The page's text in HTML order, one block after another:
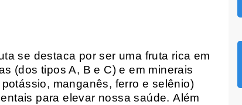
se destaca por ser uma fruta rica em
(dos tipos A, B e C) e em minerais
manganês, ferro e selênio)
para elevar nossa saúde.Além